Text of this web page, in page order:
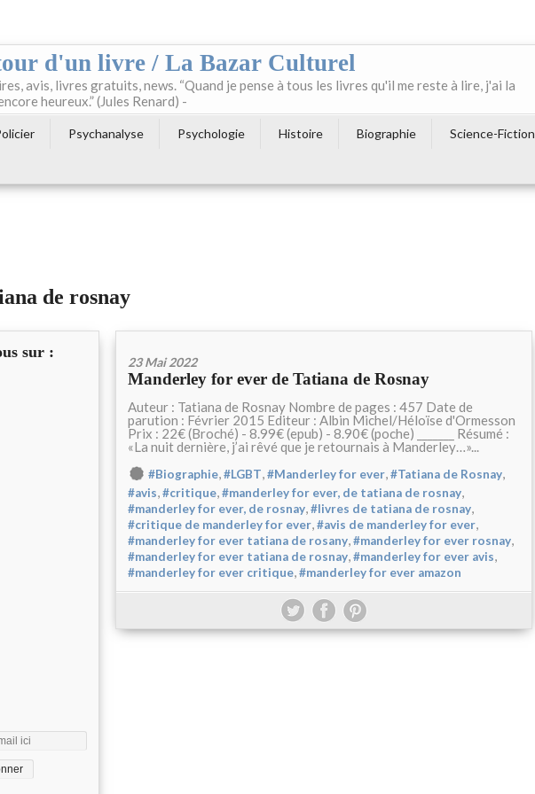
d'un livre / La Bazar Culturel
avis, livres gratuits, news. “Quand je pense à tous les livres qu'il me reste à lire, j'ai la
heureux.” (Jules Renard) -
Psychanalyse Psychologie Histoire Biographie Science-Fiction
de rosnay
sur :
23 Mai 2022
Manderley for ever de Tatiana de Rosnay
Auteur : Tatiana de Rosnay Nombre de pages : 457 Date de
parution : Février 2015 Editeur : Albin Michel/Héloïse d'Ormesson
Prix : 22€ (Broché) - 8.99€ (epub) - 8.90€ (poche) _______ Résumé :
«La nuit dernière, j’ai rêvé que je retournais à Manderley…»...
#Biographie,#LGBT,#Manderley for ever,#Tatiana de Rosnay,
#avis,#critique,#manderley for ever, de tatiana de rosnay,
#manderley for ever, de rosnay,#livres de tatiana de rosnay,
#critique de manderley for ever,#avis de manderley for ever,
#manderley for ever tatiana de rosany,#manderley for ever rosnay,
#manderley for ever tatiana de rosnay,#manderley for ever avis,
#manderley for ever critique,#manderley for ever amazon